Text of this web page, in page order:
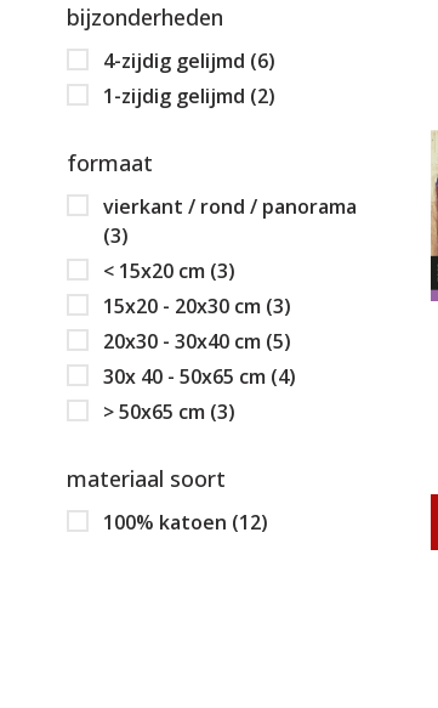
bijzonderheden
4-zijdig gelijmd (6)
1-zijdig gelijmd (2)
formaat
vierkant / rond / panorama
(3)
< 15x20 cm (3)
15x20 - 20x30 cm (3)
20x30 - 30x40 cm (5)
30x 40 - 50x65 cm (4)
> 50x65 cm (3)
materiaal soort
100% katoen (12)